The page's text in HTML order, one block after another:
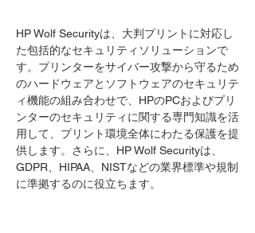
HP Wolf Securityは、大判プリントに対応し
た包括的なセキュリティソリューションで
す。プリンターをサイバー攻撃から守るため
のハードウェアとソフトウェアのセキュリテ
ィ機能の組み合わせで、HPのPCおよびプリ
ンターのセキュリティに関する専門知識を活
用して、プリント環境全体にわたる保護を提
供します。さらに、HP Wolf Securityは、
GDPR、HIPAA、NISTなどの業界標準や規制
に準拠するのに役立ちます。